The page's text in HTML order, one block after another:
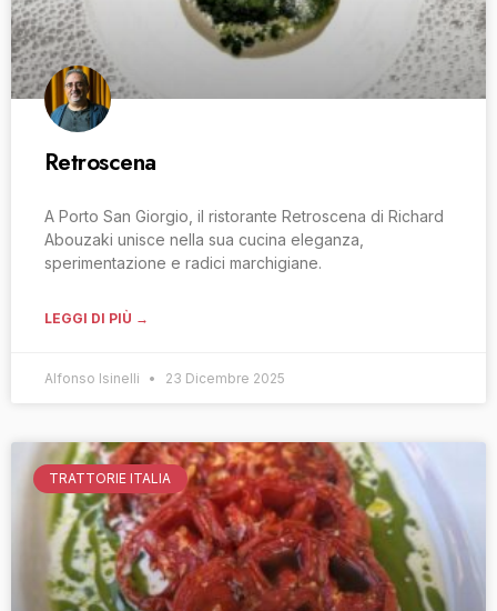
Retroscena
A Porto San Giorgio, il ristorante Retroscena di Richard
Abouzaki unisce nella sua cucina eleganza,
sperimentazione e radici marchigiane.
LEGGI DI PIÙ →
Alfonso Isinelli 23 Dicembre 2025
TRATTORIE ITALIA